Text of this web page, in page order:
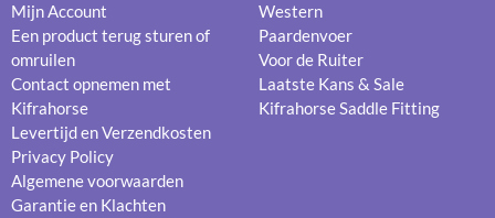
Western
Paardenvoer
Voor de Ruiter
Laatste Kans & Sale
Kifrahorse Saddle Fitting
Mijn Account
Een product terug sturen of
omruilen
Contact opnemen met
Kifrahorse
Levertijd en Verzendkosten
Privacy Policy
Algemene voorwaarden
Garantie en Klachten